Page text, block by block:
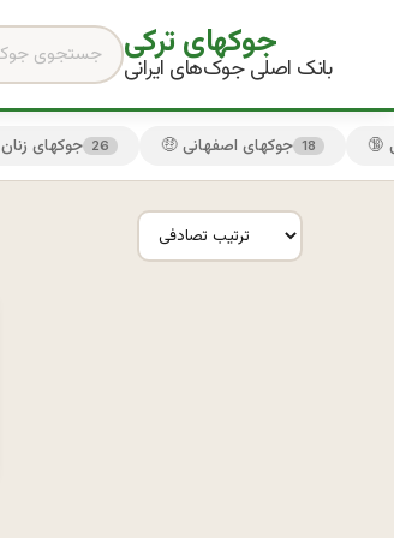
جوکهای ترکی
بانک اصلی جوک‌های ایرانی
👩 جوکهای زنان 26 🤑 جوکهای اصفهانی 18